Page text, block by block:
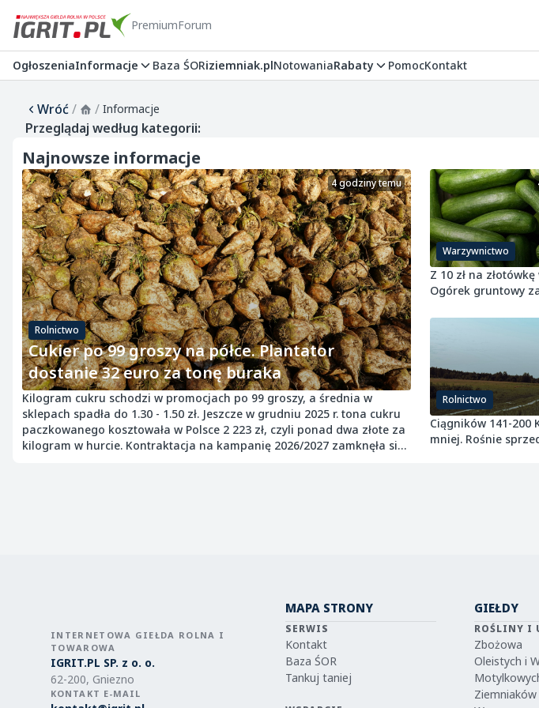
PremiumForum
OgłoszeniaInformacje Baza ŚORiziemniak.plNotowaniaRabaty PomocKontakt
Wróć/ / Informacje
Przeglądaj według kategorii:
Najnowsze informacje
Rolnictwo
Cukier po 99 groszy na półce. Plantator
dostanie 32 euro za tonę buraka
4 godziny temu
Kilogram cukru schodzi w promocjach po 99 groszy, a średnia w
sklepach spadła do 1.30 - 1.50 zł. Jeszcze w grudniu 2025 r. tona cukru
paczkowanego kosztowała w Polsce 2 223 zł, czyli ponad dwa złote za
kilogram w hurcie. Kontraktacja na kampanię 2026/2027 zamknęła się
Warzywnictwo
Z 10 zł na
Ogórek gruntowy
Rolnictwo
Ciągników 141-200
mniej. Rośnie
INTERNETOWA GIEŁDA ROLNA I
TOWAROWA
IGRIT.PL SP. z o. o.
62-200, Gniezno
KONTAKT E-MAIL
MAPA STRONY
SERWIS
Kontakt
Baza ŚOR
Tankuj taniej
GIEŁDY
ROŚLINY I
Zbożowa
Oleistych i
Ziemniaków